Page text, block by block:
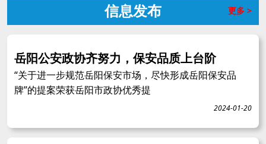
信息发布 更多 >
岳阳公安政协齐努力，保安品质上台阶
“关于进一步规范岳阳保安市场，尽快形成岳阳保安品
牌”的提案荣获岳阳市政协优秀提
2024-01-20